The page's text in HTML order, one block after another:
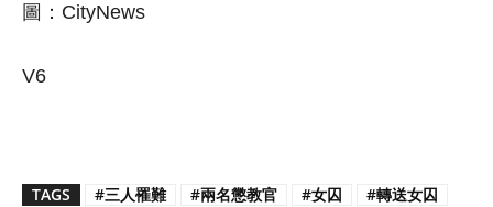
圖：CityNews
V6
TAGS #三人罹難 #兩名懲教官 #女囚
#轉送女囚